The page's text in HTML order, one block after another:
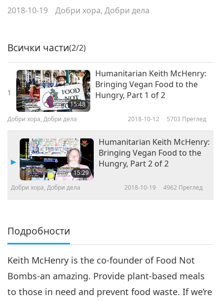
2018-10-19 Добри хора, Добри дела
Всички части(2/2)
1
15:48
Humanitarian Keith McHenry:
Bringing Vegan Food to the
Hungry, Part 1 of 2
Добри хора, Добри дела 2018-10-12 5703 Преглед
15:29
Humanitarian Keith McHenry:
Bringing Vegan Food to the
Hungry, Part 2 of 2
Добри хора, Добри дела 2018-10-19 4962 Преглед
Подробности
Keith McHenry is the co-founder of Food Not
Bombs-an amazing. Provide plant-based meals
to those in need and prevent food waste. If we’re